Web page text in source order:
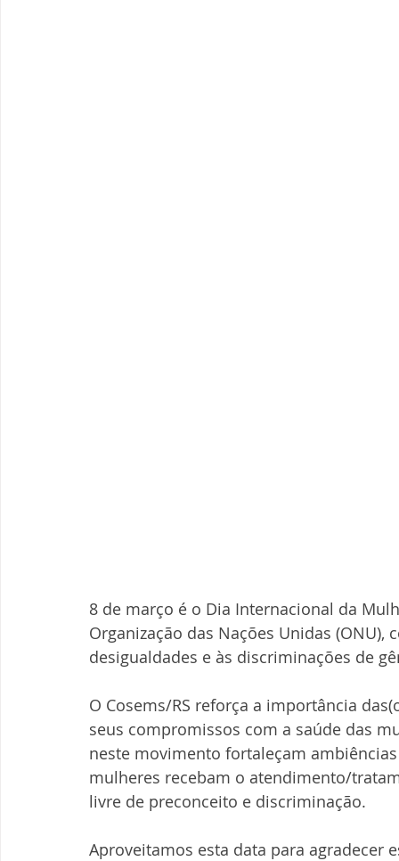
8 de março é o Dia Internacional da
Organização das Nações Unidas
desigualdades e às discriminações de
O Cosems/RS reforça a importância
seus compromissos com a saúde das
neste movimento fortaleçam
mulheres recebam o atendimento/
livre de preconceito e discriminação.
Aproveitamos esta data para agradecer